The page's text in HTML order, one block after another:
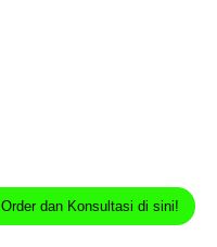
Order dan Konsultasi di sini!